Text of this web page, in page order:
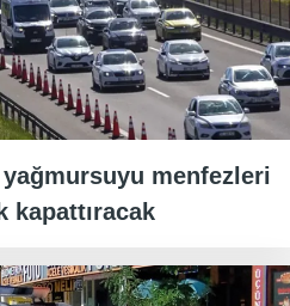
menfezleri
kapattıracak